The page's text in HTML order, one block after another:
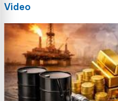
Video